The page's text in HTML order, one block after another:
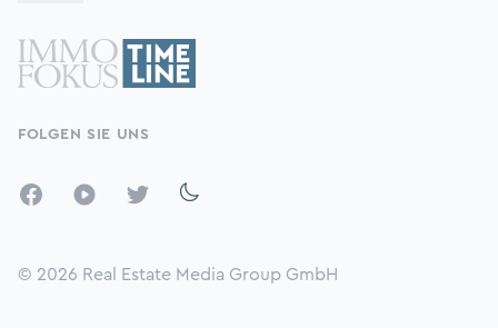
FOLGEN SIE UNS
FacebookYouTubeTwitter
© 2026 Real Estate Media Group GmbH